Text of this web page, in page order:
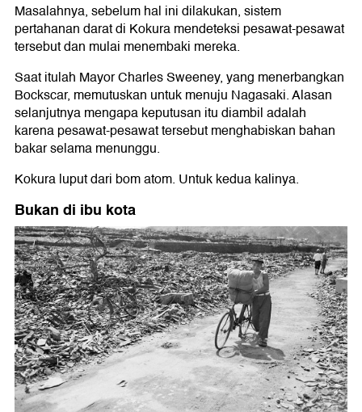
Masalahnya, sebelum hal ini dilakukan, sistem
pertahanan darat di Kokura mendeteksi pesawat-pesawat
tersebut dan mulai menembaki mereka.
Saat itulah Mayor Charles Sweeney, yang menerbangkan
Bockscar, memutuskan untuk menuju Nagasaki. Alasan
selanjutnya mengapa keputusan itu diambil adalah
karena pesawat-pesawat tersebut menghabiskan bahan
bakar selama menunggu.
Kokura luput dari bom atom. Untuk kedua kalinya.
Bukan di ibu kota